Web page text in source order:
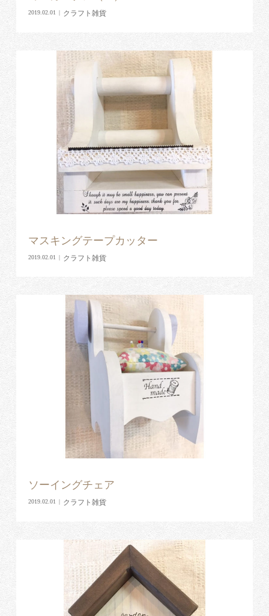
2019.02.01 クラフト雑貨
マスキングテープカッター
2019.02.01 クラフト雑貨
ソーイングチェア
2019.02.01 クラフト雑貨